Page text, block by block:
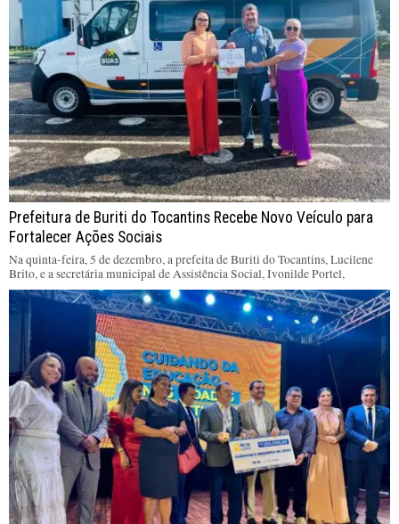
Prefeitura de Buriti do Tocantins Recebe Novo Veículo para
Fortalecer Ações Sociais
Na quinta-feira, 5 de dezembro, a prefeita de Buriti do Tocantins, Lucilene
Brito, e a secretária municipal de Assistência Social, Ivonilde Portel,